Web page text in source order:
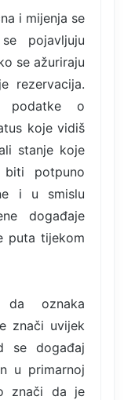
i mijenja se
pojavljuju
se ažuriraju
rezervacija.
podatke o
koje vidiš
stanje koje
potpuno
i u smislu
događaje
puta tijekom
oznaka
znači uvijek
se događaj
u primarnoj
znači da je